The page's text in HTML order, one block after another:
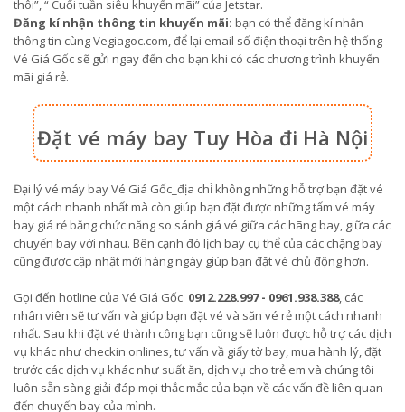
thôi”, “ Cuối tuần siêu khuyến mãi” của Jetstar.
Đăng kí nhận thông tin khuyến mãi: bạn có thể đăng kí nhận
thông tin cùng Vegiagoc.com, để lại email số điện thoại trên hệ thống
Vé Giá Gốc sẽ gửi ngay đến cho bạn khi có các chương trình khuyến
mãi giá rẻ.
Đặt vé máy bay Tuy Hòa đi Hà Nội
Đại lý vé máy bay Vé Giá Gốc_địa chỉ không những hỗ trợ bạn đặt vé
một cách nhanh nhất mà còn giúp bạn đặt được những tấm vé máy
bay giá rẻ bằng chức năng so sánh giá vé giữa các hãng bay, giữa các
chuyến bay với nhau. Bên cạnh đó lịch bay cụ thể của các chặng bay
cũng được cập nhật mới hàng ngày giúp bạn đặt vé chủ động hơn.
Gọi đến hotline của Vé Giá Gốc 0912.228.997 - 0961.938.388, các
nhân viên sẽ tư vấn và giúp bạn đặt vé và săn vé rẻ một cách nhanh
nhất. Sau khi đặt vé thành công bạn cũng sẽ luôn được hỗ trợ các dịch
vụ khác như checkin onlines, tư vấn vầ giấy tờ bay, mua hành lý, đặt
trước các dịch vụ khác như suất ăn, dịch vụ cho trẻ em và chúng tôi
luôn sẵn sàng giải đáp mọi thắc mắc của bạn về các vấn đề liên quan
đến chuyến bay của mình.